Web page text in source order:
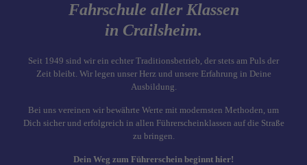
Fahrschule aller Klassen
in Crailsheim.
Seit 1949 sind wir ein echter Traditionsbetrieb, der stets am Puls der
Zeit bleibt. Wir legen unser Herz und unsere Erfahrung in Deine
Ausbildung.
Bei uns vereinen wir bewährte Werte mit modernsten Methoden, um
Dich sicher und erfolgreich in allen Führerscheinklassen auf die Straße
zu bringen.
Dein Weg zum Führerschein beginnt hier!